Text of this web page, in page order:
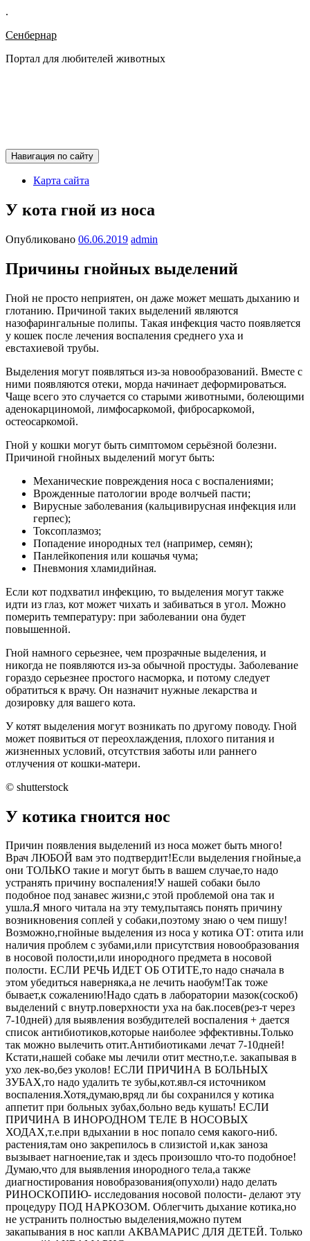
.
Сенбернар
Портал для любителей животных
Навигация по сайту
Карта сайта
У кота гной из носа
Опубликовано 06.06.2019 admin
Причины гнойных выделений
Гной не просто неприятен, он даже может мешать дыханию и
глотанию. Причиной таких выделений являются
назофарингальные полипы. Такая инфекция часто появляется
у кошек после лечения воспаления среднего уха и
евстахиевой трубы.
Выделения могут появляться из-за новообразований. Вместе с
ними появляются отеки, морда начинает деформироваться.
Чаще всего это случается со старыми животными, болеющими
аденокарциномой, лимфосаркомой, фибросаркомой,
остеосаркомой.
Гной у кошки могут быть симптомом серьёзной болезни.
Причиной гнойных выделений могут быть:
Механические повреждения носа с воспалениями;
Врожденные патологии вроде волчьей пасти;
Вирусные заболевания (кальцивирусная инфекция или
герпес);
Токсоплазмоз;
Попадение инородных тел (например, семян);
Панлейкопения или кошачья чума;
Пневмония хламидийная.
Если кот подхватил инфекцию, то выделения могут также
идти из глаз, кот может чихать и забиваться в угол. Можно
померить температуру: при заболевании она будет
повышенной.
Гной намного серьезнее, чем прозрачные выделения, и
никогда не появляются из-за обычной простуды. Заболевание
гораздо серьезнее простого насморка, и потому следует
обратиться к врачу. Он назначит нужные лекарства и
дозировку для вашего кота.
У котят выделения могут возникать по другому поводу. Гной
может появиться от переохлаждения, плохого питания и
жизненных условий, отсутствия заботы или раннего
отлучения от кошки-матери.
© shutterstock
У котика гноится нос
Причин появления выделений из носа может быть много!
Врач ЛЮБОЙ вам это подтвердит!Если выделения гнойные,а
они ТОЛЬКО такие и могут быть в вашем случае,то надо
устранять причину воспаления!У нашей собаки было
подобное под занавес жизни,с этой проблемой она так и
ушла.Я много читала на эту тему,пытаясь понять причину
возникновения соплей у собаки,поэтому знаю о чем пишу!
Возможно,гнойные выделения из носа у котика ОТ: отита или
наличия проблем с зубами,или присутствия новообразования
в носовой полости,или инородного предмета в носовой
полости. ЕСЛИ РЕЧЬ ИДЕТ ОБ ОТИТЕ,то надо сначала в
этом убедиться наверняка,а не лечить наобум!Так тоже
бывает,к сожалению!Надо сдать в лаборатории мазок(соскоб)
выделений с внутр.поверхности уха на бак.посев(рез-т через
7-10дней) для выявления возбудителей воспаления + дается
список антибиотиков,которые наиболее эффективны.Только
так можно вылечить отит.Антибиотиками лечат 7-10дней!
Кстати,нашей собаке мы лечили отит местно,т.е. закапывая в
ухо лек-во,без уколов! ЕСЛИ ПРИЧИНА В БОЛЬНЫХ
ЗУБАХ,то надо удалить те зубы,кот.явл-ся источником
воспаления.Хотя,думаю,вряд ли бы сохранился у котика
аппетит при больных зубах,больно ведь кушать! ЕСЛИ
ПРИЧИНА В ИНОРОДНОМ ТЕЛЕ В НОСОВЫХ
ХОДАХ,т.е.при вдыхании в нос попало семя какого-ниб.
растения,там оно закрепилось в слизистой и,как заноза
вызывает нагноение,так и здесь произошло что-то подобное!
Думаю,что для выявления инородного тела,а также
диагностирования новобразования(опухоли) надо делать
РИНОСКОПИЮ- исследования носовой полости- делают эту
процедуру ПОД НАРКОЗОМ. Облегчить дыхание котика,но
не устранить полностью выделения,можно путем
закапывания в нос капли АКВАМАРИС ДЛЯ ДЕТЕЙ. Только